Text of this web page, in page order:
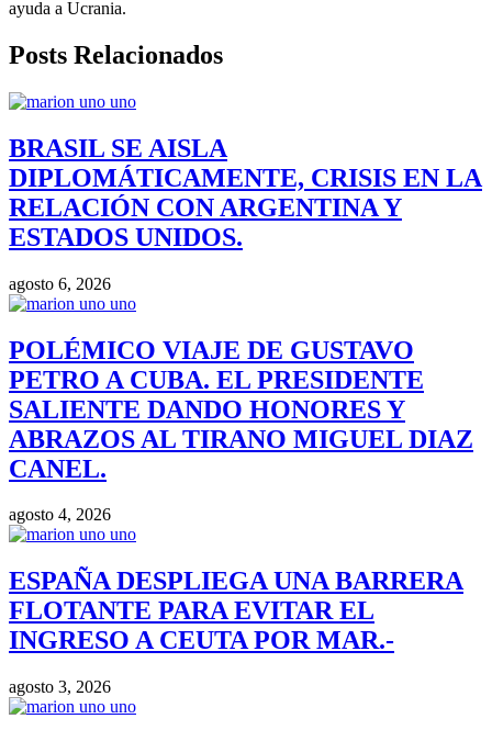
ayuda a Ucrania.
Posts Relacionados
BRASIL SE AISLA
DIPLOMÁTICAMENTE, CRISIS EN LA
RELACIÓN CON ARGENTINA Y
ESTADOS UNIDOS.
agosto 6, 2026
POLÉMICO VIAJE DE GUSTAVO
PETRO A CUBA. EL PRESIDENTE
SALIENTE DANDO HONORES Y
ABRAZOS AL TIRANO MIGUEL DIAZ
CANEL.
agosto 4, 2026
ESPAÑA DESPLIEGA UNA BARRERA
FLOTANTE PARA EVITAR EL
INGRESO A CEUTA POR MAR.-
agosto 3, 2026